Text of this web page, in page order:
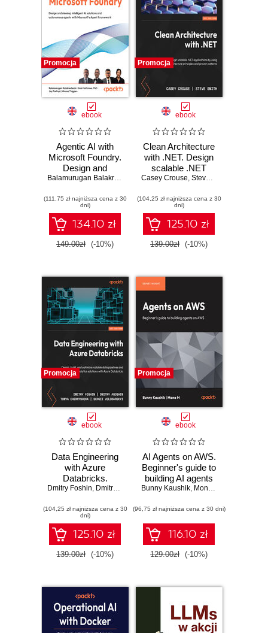
Promocja
ebook
Agentic AI with
Microsoft Foundry.
Design and
develop intelligent
autonomous
agents with
Microsoft's Agent
Framework
Balamurugan Balakreshnan ,Sina Fakhraee ,Jay Padhya
(111,75 zł najniższa cena z 30
dni)
134.10 zł
149.00zł (-10%)
Promocja
ebook
Clean Architecture
with .NET. Design
scalable .NET
applications by
Architecture
principles and
proven patterns
Casey Crouse, Steve "Ardalis" Smith
(104,25 zł najniższa cena z 30
dni)
125.10 zł
139.00zł (-10%)
Promocja
ebook
Data Engineering
with Azure
Databricks.
Design, build, and
data pipelines and
analytics solutions
with Azure
Databricks
Dmitry Foshin, Dmitry Anoshin ,Tonya Chernyshova,
(104,25 zł najniższa cena z 30
dni)
125.10 zł
139.00zł (-10%)
Promocja
ebook
AI Agents on AWS.
Beginner's guide to
building AI agents
on AWS
Bunny Kaushik, Mona M
(96,75 zł najniższa cena z 30 dni)
116.10 zł
129.00zł (-10%)